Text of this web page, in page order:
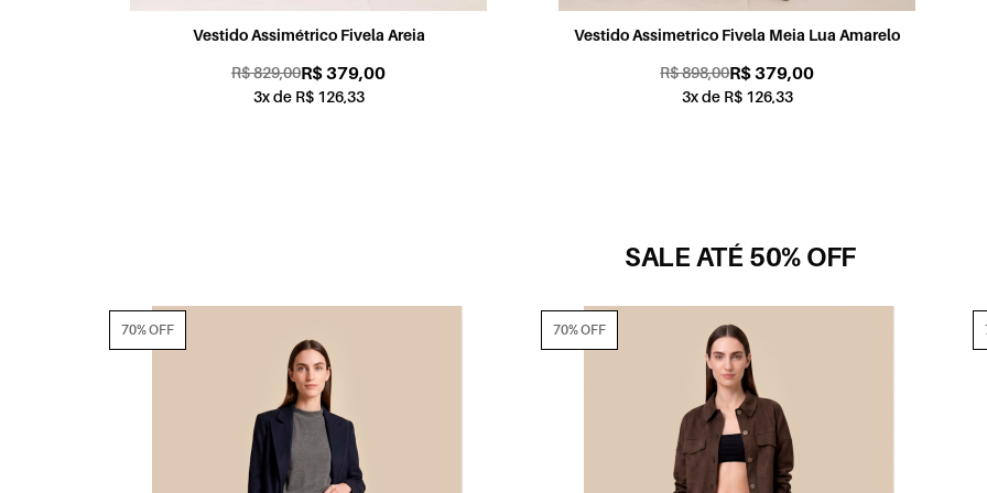
Vestido Assimétrico Fivela Areia
R$ 829,00R$ 379,00
3x de R$ 126,33
Vestido Assimetrico Fivela Meia Lua Amarelo
R$ 898,00R$ 379,00
3x de R$ 126,33
SALE ATÉ 50% OFF
70% OFF 70% OFF